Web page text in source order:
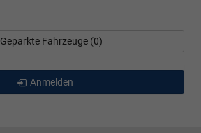
Geparkte Fahrzeuge (0)
Anmelden